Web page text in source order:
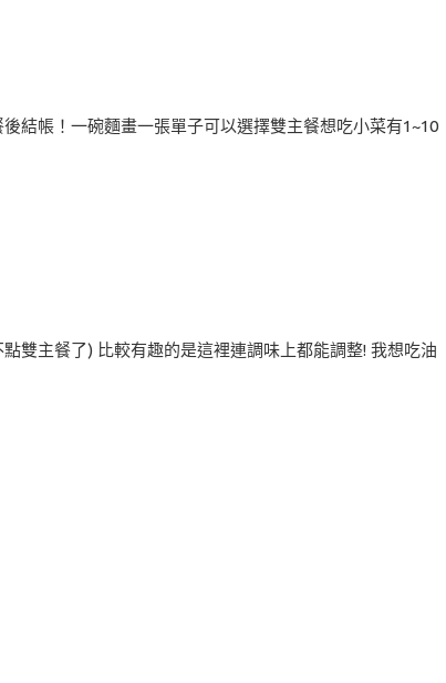
結帳！一碗麵畫一張單子可以選擇雙主餐想吃小菜有1~10
雙主餐了) 比較有趣的是這裡連調味上都能調整! 我想吃油